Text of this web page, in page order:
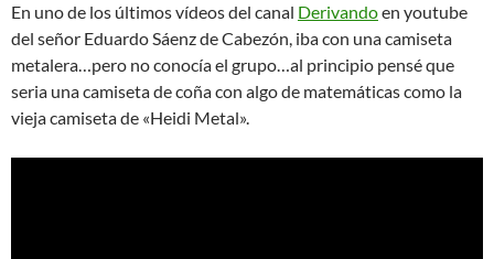
En uno de los últimos vídeos del canal Derivandoen youtube
del señor Eduardo Sáenz de Cabezón, iba con una camiseta
metalera…pero no conocía el grupo…al principio pensé que
seria una camiseta de coña con algo de matemáticas como la
vieja camiseta de «Heidi Metal».